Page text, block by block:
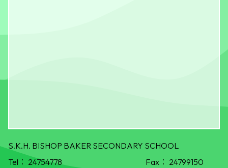
S.K.H. BISHOP BAKER SECONDARY SCHOOL
Tel： 24754778 Fax： 24799150